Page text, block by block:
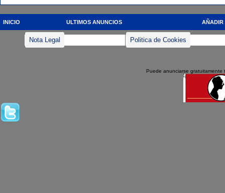
INICIO ULTIMOS ANUNCIOS AÑADIR
Nota Legal Politica de Cookies
Puede anunciarse